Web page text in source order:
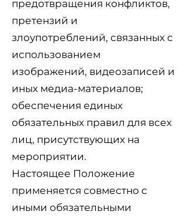
предотвращения конфликтов,
претензий и
злоупотреблений, связанных с
использованием
изображений, видеозаписей и
иных медиа-материалов;
обеспечения единых
обязательных правил для всех
лиц, присутствующих на
мероприятии.
Настоящее Положение
применяется совместно с
иными обязательными